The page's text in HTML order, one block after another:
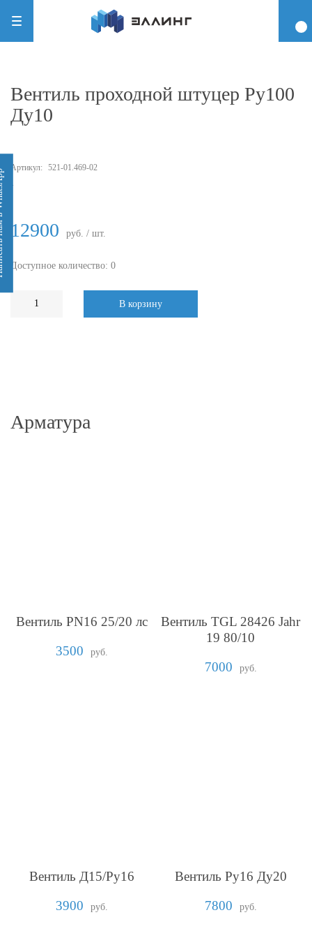
Вентиль проходной штуцер Ру100
Ду10
Артикул: 521-01.469-02
12900 руб. / шт.
Доступное количество: 0
В корзину
Арматура
Вентиль PN16 25/20 лс
3500
руб.
Вентиль TGL 28426 Jahr
19 80/10
7000
руб.
Вентиль Д15/Ру16
3900
руб.
Вентиль Ру16 Ду20
7800
руб.